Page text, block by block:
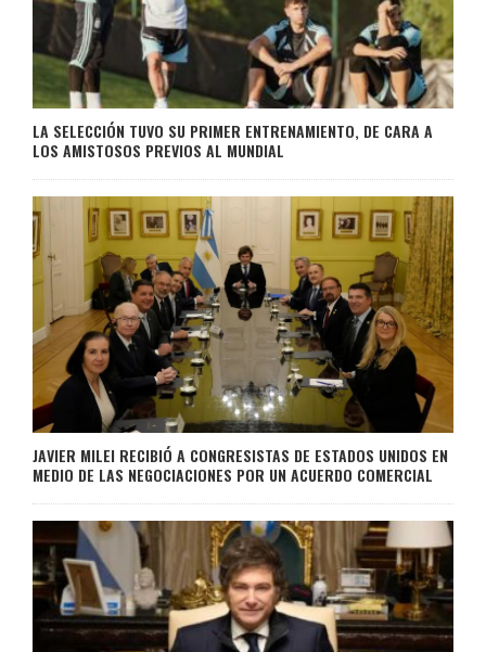
LA SELECCIÓN TUVO SU PRIMER ENTRENAMIENTO, DE CARA A
LOS AMISTOSOS PREVIOS AL MUNDIAL
JAVIER MILEI RECIBIÓ A CONGRESISTAS DE ESTADOS UNIDOS EN
MEDIO DE LAS NEGOCIACIONES POR UN ACUERDO COMERCIAL